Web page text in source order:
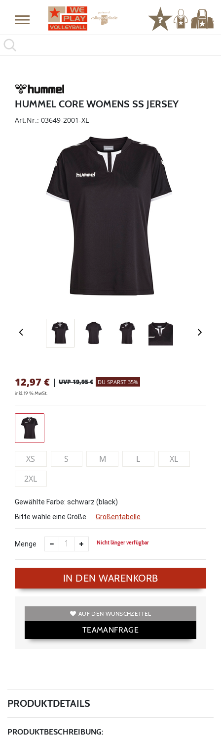
HUMMEL CORE WOMENS SS JERSEY
Art.Nr.: 03649-2001-XL
12,97 € | UVP 19,95 € DU SPARST 35%
inkl. 19 % MwSt.
XS S M L
XL
2XL
Gewählte Farbe: schwarz (black)
Bitte wähle eine Größe
Größentabelle
Menge Nicht länger verfügbar
IN DEN WARENKORB
AUF DEN WUNSCHZETTEL
TEAMANFRAGE
PRODUKTDETAILS
PRODUKTBESCHREIBUNG: